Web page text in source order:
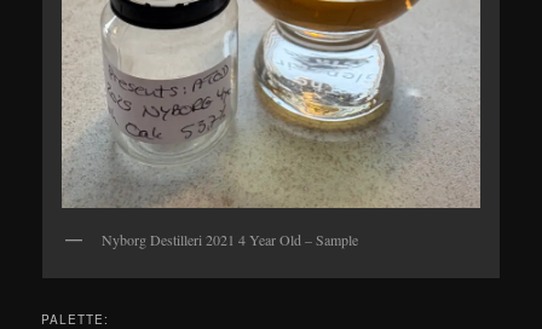
Nyborg Destilleri 2021 4 Year Old – Sample
PALETTE: